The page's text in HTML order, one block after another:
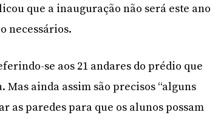
que a inauguração não será este ano
necessários.
se aos 21 andares do prédio que
ainda assim são precisos “alguns
as paredes para que os alunos possam